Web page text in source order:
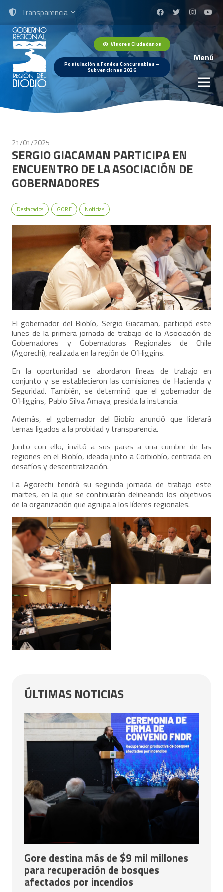
Transparencia
Visores Ciudadanos
Postulación a Fondos Concursables –
Subvenciones 2026
Menú
21/01/2025
SERGIO GIACAMAN PARTICIPA EN
ENCUENTRO DE LA ASOCIACIÓN DE
GOBERNADORES
Destacados GORE Noticias
El gobernador del Biobío, Sergio Giacaman, participó este
lunes de la primera jornada de trabajo de la Asociación de
Gobernadores y Gobernadoras Regionales de Chile
(Agorechi), realizada en la región de O’Higgins.
En la oportunidad se abordaron líneas de trabajo en
conjunto y se establecieron las comisiones de Hacienda y
Seguridad. También, se determinó que el gobernador de
O’Higgins, Pablo Silva Amaya, presida la instancia.
Además, el gobernador del Biobío anunció que liderará
temas ligados a la probidad y transparencia.
Junto con ello, invitó a sus pares a una cumbre de las
regiones en el Biobío, ideada junto a Corbiobío, centrada en
desafíos y descentralización.
La Agorechi tendrá su segunda jornada de trabajo este
martes, en la que se continuarán delineando los objetivos
de la organización que agrupa a los líderes regionales.
ÚLTIMAS NOTICIAS
Gore destina más de $9 mil millones
para recuperación de bosques
afectados por incendios